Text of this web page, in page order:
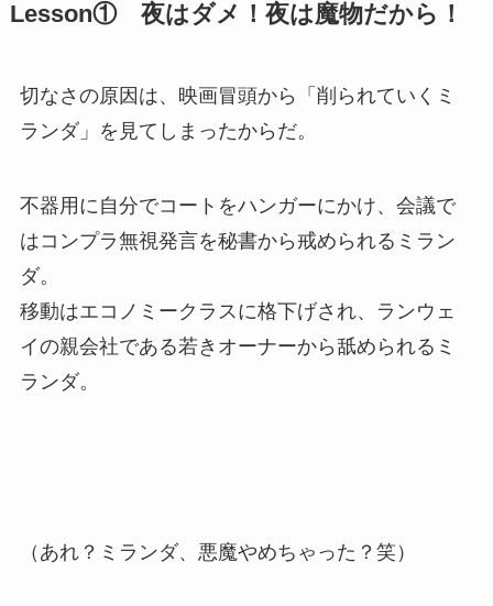
Lesson① 夜はダメ！夜は魔物だから！
切なさの原因は、映画冒頭から「削られていくミ
ランダ」を見てしまったからだ。
不器用に自分でコートをハンガーにかけ、会議で
はコンプラ無視発言を秘書から戒められるミラン
ダ。
移動はエコノミークラスに格下げされ、ランウェ
イの親会社である若きオーナーから舐められるミ
ランダ。
（あれ？ミランダ、悪魔やめちゃった？笑）